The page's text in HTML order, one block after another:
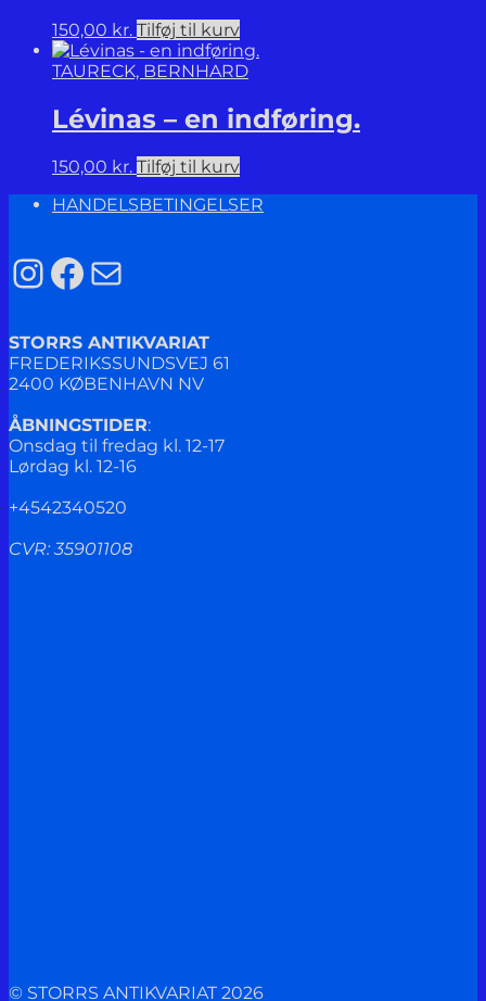
150,00 kr. Tilføj til kurv
TAURECK, BERNHARD
Lévinas – en indføring.
150,00 kr. Tilføj til kurv
HANDELSBETINGELSER
Instagram
Facebook
Mail
STORRS ANTIKVARIAT
FREDERIKSSUNDSVEJ 61
2400 KØBENHAVN NV
ÅBNINGSTIDER:
Onsdag til fredag kl. 12-17
Lørdag kl. 12-16
+4542340520
CVR: 35901108
© STORRS ANTIKVARIAT 2026